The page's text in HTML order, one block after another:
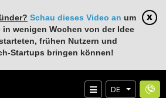
Schau dieses Video an um
in wenigen Wochen von der Idee
frühen Nutzern und
Startups bringen können!
DE